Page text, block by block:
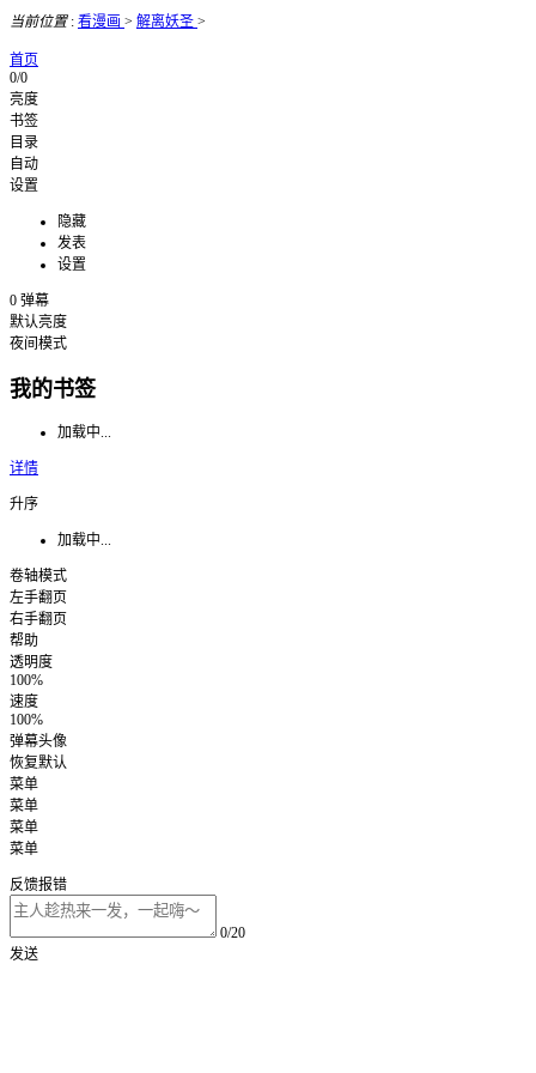
当前位置: 看漫画 > 解离妖圣 >
首页
0/0
亮度
书签
目录
自动
设置
隐藏
发表
设置
0 弹幕
默认亮度
夜间模式
我的书签
加载中...
详情
升序
加载中...
卷轴模式
左手翻页
右手翻页
帮助
透明度
100%
速度
100%
弹幕头像
恢复默认
菜单
菜单
菜单
菜单
反馈报错
0/20
发送